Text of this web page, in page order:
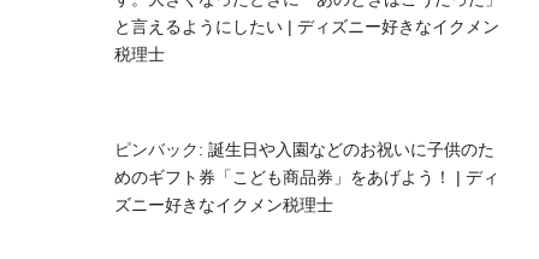
と言えるようにしたい | ディズニー好きなイクメン
税理士
ピンバック: 誕生日や入園などのお祝いに子供のた
めのギフト券「こども商品券」をあげよう！ | ディ
ズニー好きなイクメン税理士